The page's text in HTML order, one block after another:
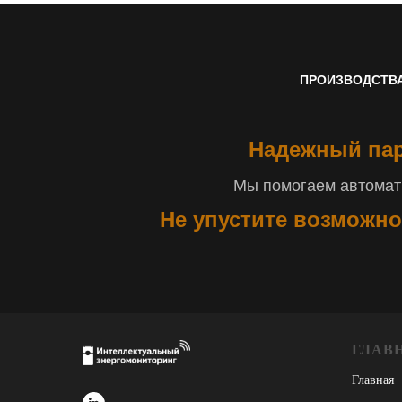
Надежный
Мы помогаем
Не упустите
Главная